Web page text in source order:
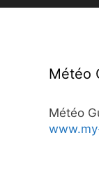
Météo
Météo